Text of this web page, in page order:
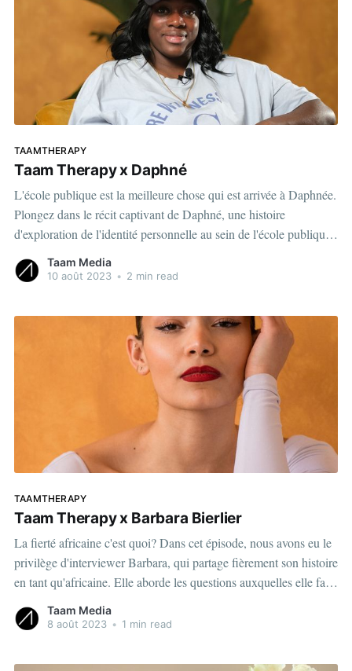
TAAMTHERAPY
Taam Therapy x Daphné
L'école publique est la meilleure chose qui est arrivée à Daphnée.
Plongez dans le récit captivant de Daphné, une histoire
d'exploration de l'identité personnelle au sein de l'école publique.
découverte à travers l&
Taam Media
10 août 2023 • 2 min read
TAAMTHERAPY
Taam Therapy x Barbara Bierlier
La fierté africaine c'est quoi? Dans cet épisode, nous avons eu le
privilège d'interviewer Barbara, qui partage fièrement son histoire
en tant qu'africaine. Elle aborde les questions auxquelles elle fait
fierté à appartenir à
Taam Media
8 août 2023 • 1 min read